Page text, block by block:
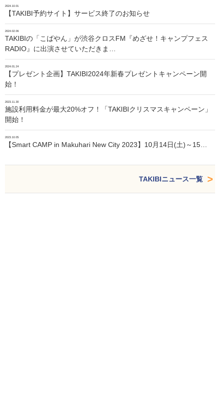
2024.10.01
【TAKIBI予約サイト】サービス終了のお知らせ
2024.02.06
TAKIBIの「こばやん」が渋谷クロスFM『めざせ！キャンプフェス
RADIO』に出演させていただきま…
2024.01.24
【プレゼント企画】TAKIBI2024年新春プレゼントキャンペーン開
始！
2023.11.30
施設利用料金が最大20%オフ！「TAKIBIクリスマスキャンペーン」
開始！
2023.10.05
【Smart CAMP in Makuhari New City 2023】10月14日(土)～15…
TAKIBIニュース一覧